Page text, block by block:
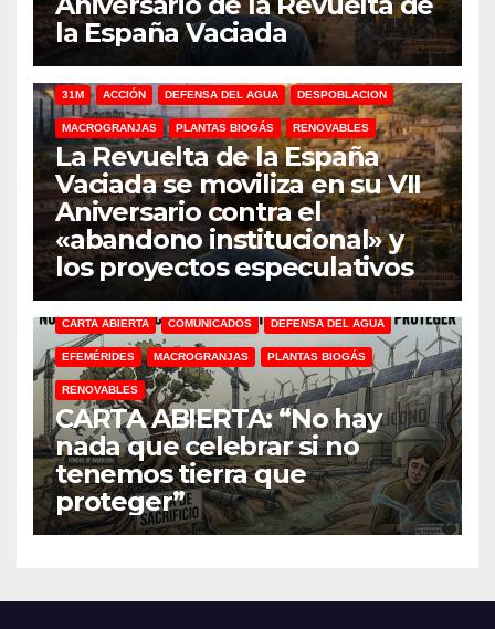
la España Vaciada
31M ACCIÓN DEFENSA DEL AGUA DESPOBLACION
MACROGRANJAS PLANTAS BIOGÁS RENOVABLES
La Revuelta de la España
Vaciada se moviliza en su VII
Aniversario contra el
«abandono institucional» y
los proyectos especulativos
CARTA ABIERTA COMUNICADOS DEFENSA DEL AGUA
EFEMÉRIDES MACROGRANJAS PLANTAS BIOGÁS
RENOVABLES
CARTA ABIERTA: “No hay
nada que celebrar si no
tenemos tierra que
proteger”